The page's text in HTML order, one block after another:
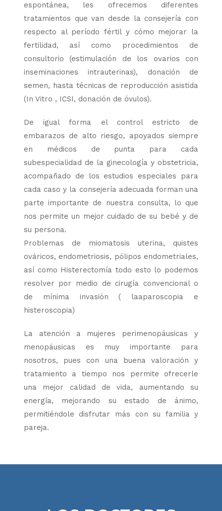
espontánea, les ofrecemos diferentes
tratamientos que van desde la consejería con
respecto al período fértil y cómo mejorar la
fertilidad, así como procedimientos de
consultorio (estimulación de los ovarios con
inseminaciones intrauterinas), donación de
semen, hasta técnicas de reproducción asistida
(In Vitro , ICSI, donación de óvulos).
De igual forma el control estricto de
embarazos de alto riesgo, apoyados siempre
en médicos de punta para cada
subespecialidad de la ginecología y obstetricia,
acompañado de los estudios especiales para
cada caso y la consejería adecuada forman una
parte importante de nuestra consulta, lo que
nos permite un mejor cuidado de su bebé y de
su persona.
Problemas de miomatosis uterina, quistes
ováricos, endometriosis, pólipos endometriales,
así como Histerectomía todo esto lo podemos
resolver por medio de cirugía convencional o
de mínima invasión ( laaparoscopia e
histeroscopia)
La atención a mujeres perimenopáusicas y
menopáusicas es muy importante para
nosotros, pues con una buena valoración y
tratamiento a tiempo nos permite ofrecerle
una mejor calidad de vida, aumentando su
energía, mejorando su estado de ánimo,
permitiéndole disfrutar más con su familia y
pareja.